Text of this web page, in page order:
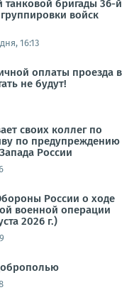
танковой бригады 36-й
войск
16:13
оплаты проезда в
не будут!
своих коллег по
по предупреждению
России
России о ходе
военной операции
2026 г.)